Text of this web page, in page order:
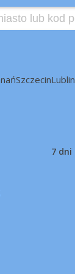
SzczecinLublin
7 dni